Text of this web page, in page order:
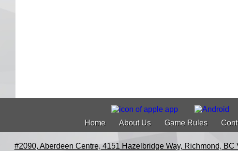
Home About Us Game Rules
#2090, Aberdeen Centre, 4151 Hazelbridge Way, Richmond, BC